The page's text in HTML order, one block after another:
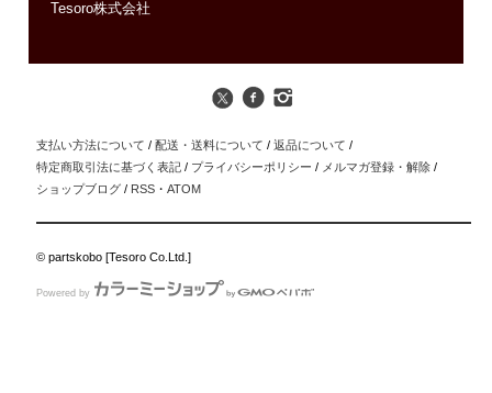
Tesoro株式会社
支払い方法について / 配送・送料について / 返品について /
特定商取引法に基づく表記 / プライバシーポリシー / メルマガ登録・解除 /
ショップブログ / RSS ・ATOM
© partskobo [Tesoro Co.Ltd.]
Powered by